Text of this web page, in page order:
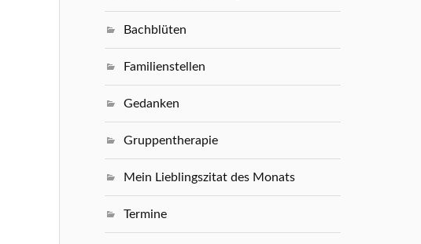
Bachblüten
Familienstellen
Gedanken
Gruppentherapie
Mein Lieblingszitat des Monats
Termine